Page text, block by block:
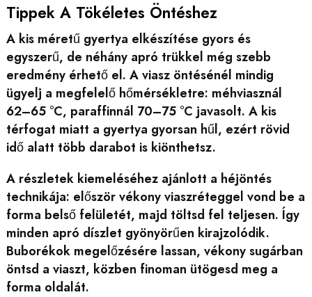
Tippek A Tökéletes Öntéshez
A kis méretű gyertya elkészítése gyors és
egyszerű, de néhány apró trükkel még szebb
eredmény érhető el. A viasz öntésénél mindig
ügyelj a megfelelő hőmérsékletre: méhviasznál
62–65 °C, paraffinnál 70–75 °C javasolt. A kis
térfogat miatt a gyertya gyorsan hűl, ezért rövid
idő alatt több darabot is kiönthetsz.
A részletek kiemeléséhez ajánlott a héjöntés
technikája: először vékony viaszréteggel vond be a
forma belső felületét, majd töltsd fel teljesen. Így
minden apró díszlet gyönyörűen kirajzolódik.
Buborékok megelőzésére lassan, vékony sugárban
öntsd a viaszt, közben finoman ütögesd meg a
forma oldalát.